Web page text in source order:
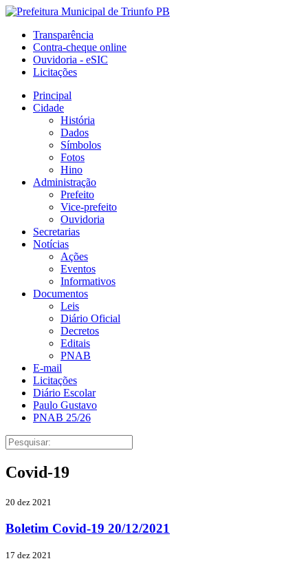
Transparência
Contra-cheque online
Ouvidoria - eSIC
Licitações
Principal
Cidade
História
Dados
Símbolos
Fotos
Hino
Administração
Prefeito
Vice-prefeito
Ouvidoria
Secretarias
Notícias
Ações
Eventos
Informativos
Documentos
Leis
Diário Oficial
Decretos
Editais
PNAB
E-mail
Licitações
Diário Escolar
Paulo Gustavo
PNAB 25/26
Covid-19
20 dez 2021
Boletim Covid-19 20/12/2021
17 dez 2021